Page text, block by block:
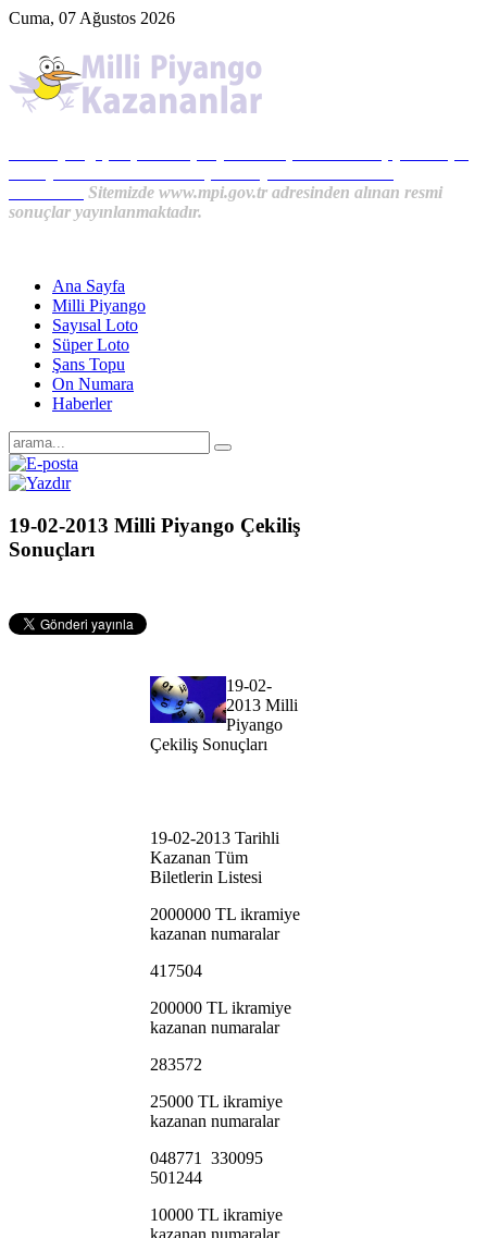
Cuma, 07 Ağustos 2026
Sitemizde www.mpi.gov.tr adresinden alınan resmi
sonuçlar yayınlanmaktadır.
Ana Sayfa
Milli Piyango
Sayısal Loto
Süper Loto
Şans Topu
On Numara
Haberler
19-02-2013 Milli Piyango Çekiliş
Sonuçları
19-02-
2013 Milli
Piyango
Çekiliş Sonuçları
19-02-2013 Tarihli
Kazanan Tüm
Biletlerin Listesi
2000000 TL ikramiye
kazanan numaralar
417504
200000 TL ikramiye
kazanan numaralar
283572
25000 TL ikramiye
kazanan numaralar
048771 330095
501244
10000 TL ikramiye